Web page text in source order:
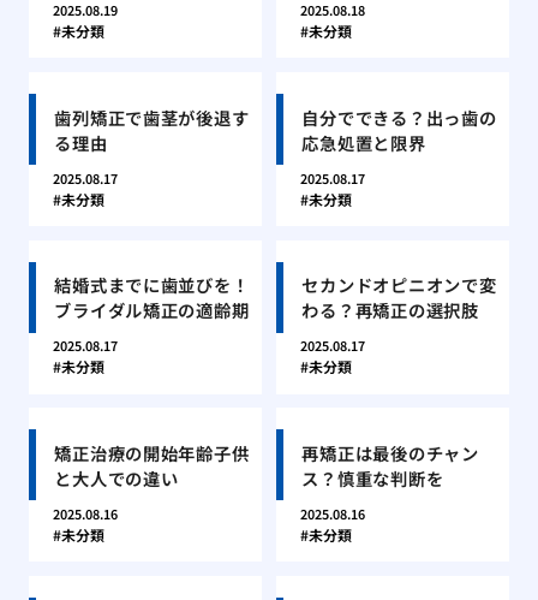
2025.08.19
未分類
2025.08.18
未分類
歯列矯正で歯茎が後退す
る理由
2025.08.17
未分類
自分でできる？出っ歯の
応急処置と限界
2025.08.17
未分類
結婚式までに歯並びを！
ブライダル矯正の適齢期
2025.08.17
未分類
セカンドオピニオンで変
わる？再矯正の選択肢
2025.08.17
未分類
矯正治療の開始年齢子供
と大人での違い
2025.08.16
未分類
再矯正は最後のチャン
ス？慎重な判断を
2025.08.16
未分類